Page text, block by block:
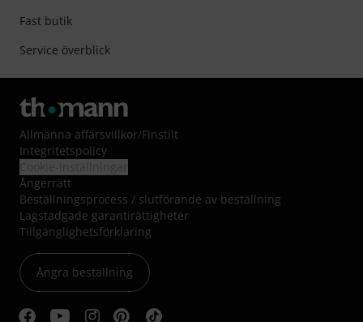
Fast butik
Service överblick
Allmänna affärsvillkor/Finstilt
Integritetspolicy
Ångerrätt
Beställningsprocess / slutförande av beställning
Lagstadgade garantirättigheter
Tillgänglighetsförklaring
Ångra beställning